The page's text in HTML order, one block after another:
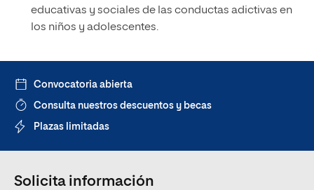
educativas y sociales de las conductas adictivas en
los niños y adolescentes.
Convocatoria abierta
Consulta nuestros descuentos y becas
Plazas limitadas
Solicita información